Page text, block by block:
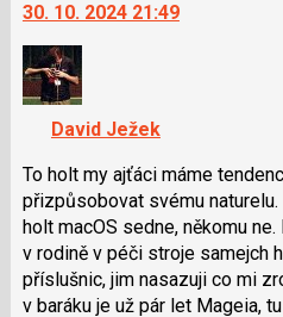
názor
další
nový
názor.
K
navigaci
lze
použít
i
klávesy
N
pro
následující
30. 10. 2024 21:49
David Ježek
To holt my ajťáci máme
přizpůsobovat svému naturelu.
holt macOS sedne, někomu
v rodině v péči stroje samejch
příslušnic, jim nasazuji co mi
v baráku je už pár let Mageia,